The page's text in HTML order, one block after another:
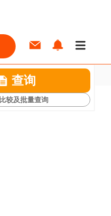
查询
比较及批量查询